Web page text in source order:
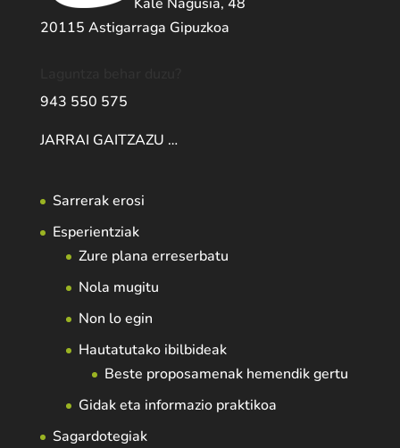
20115 Astigarraga Gipuzkoa
943 550 575
JARRAI GAITZAZU …
Sarrerak erosi
Esperientziak
Zure plana erreserbatu
Nola mugitu
Non lo egin
Hautatutako ibilbideak
Beste proposamenak hemendik gertu
Gidak eta informazio praktikoa
Sagardotegiak